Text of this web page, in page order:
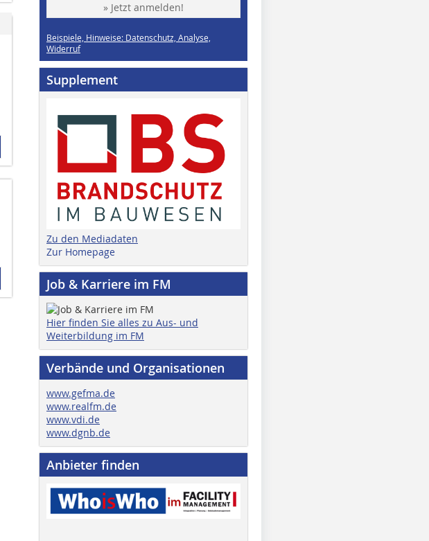
» Jetzt anmelden!
Beispiele, Hinweise: Datenschutz, Analyse,
Widerruf
Supplement
Zu den Mediadaten
Zur Homepage
Job & Karriere im FM
Hier finden Sie alles zu Aus- und
Weiterbildung im FM
Verbände und Organisationen
www.gefma.de
www.realfm.de
www.vdi.de
www.dgnb.de
Anbieter finden